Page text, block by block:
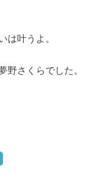
は叶うよ。
野さくらでした。